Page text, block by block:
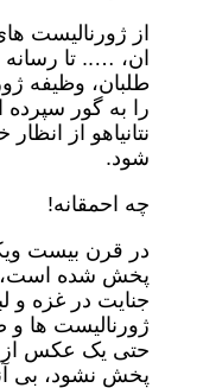
از ژورنالیست
ان، ….. تا
طلبان، وظیفه
را به گور سپرده
نتانیاهو از
شود.
چه احمقانه!
در قرن بیست
جنایت در غزه و
ژورنالیست ها و
حتی یک عکس از
پخش نشود، بی